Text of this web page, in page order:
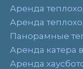
Аренда
Аренда
Панорамные
Аренда катера
Аренда